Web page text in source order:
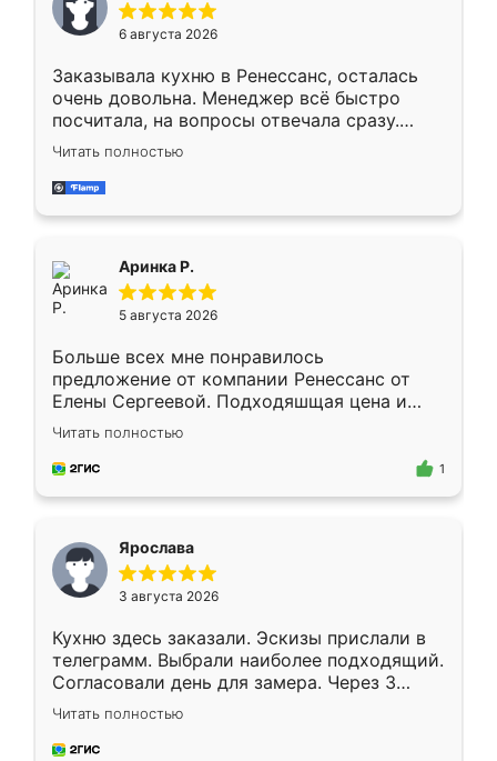
Мне нравится ,если что-то потребуется из
мебели буду заказывать только здесь.
6 августа 2026
Заказывала кухню в Ренессанс, осталась
очень довольна. Менеджер всё быстро
посчитала, на вопросы отвечала сразу.
Замерщик приехал в субботу, подошёл к
делу со всей ответственностью. Собрали
за день, ребята работали аккуратно, даже
Читать полностью
Аринка Р.
5 августа 2026
Больше всех мне понравилось
предложение от компании Ренессанс от
Елены Сергеевой. Подходяшщая цена и
короткие сроки изготовления. Приехавший
для замера сотрудник Владислав
предложил по моему эскизу самый
Читать полностью
1
Ярослава
3 августа 2026
Кухню здесь заказали. Эскизы прислали в
телеграмм. Выбрали наиболее подходящий.
Согласовали день для замера. Через 3
недели кухня была уже готова. Остались
довольны работой. Спасибо Ренессанс
мебель за качественную работу!
Читать полностью